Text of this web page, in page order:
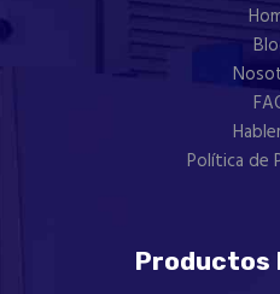
Política de
Productos